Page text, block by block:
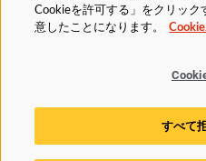
法的 プライバシーポリシ
Cookieポリシー
Cookieを許可する」をクリック
意したことになります。
すべて